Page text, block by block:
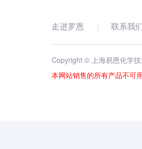
走进罗恩 联系我
Copyright © 上海易恩化学
本网站销售的所有产品不可